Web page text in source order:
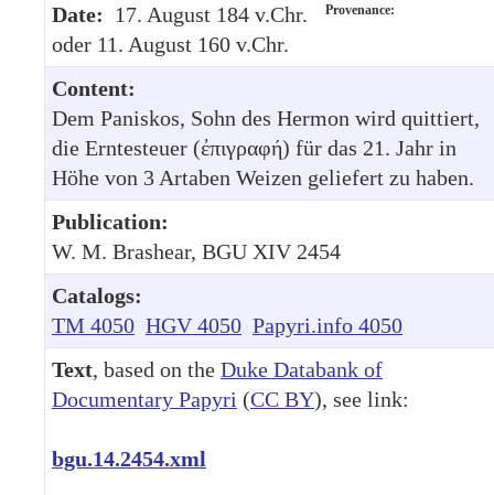
Date: 17. August 184 v.Chr.
oder 11. August 160 v.Chr.
Provenance:
Content:
Dem Paniskos, Sohn des Hermon wird quittiert,
die Erntesteuer (ἐπιγραφή) für das 21. Jahr in
Höhe von 3 Artaben Weizen geliefert zu haben.
Publication:
W. M. Brashear, BGU XIV 2454
Catalogs:
TM 4050 HGV 4050 Papyri.info 4050
Text, based on the Duke Databank of
Documentary Papyri (CC BY), see link:
bgu.14.2454.xml